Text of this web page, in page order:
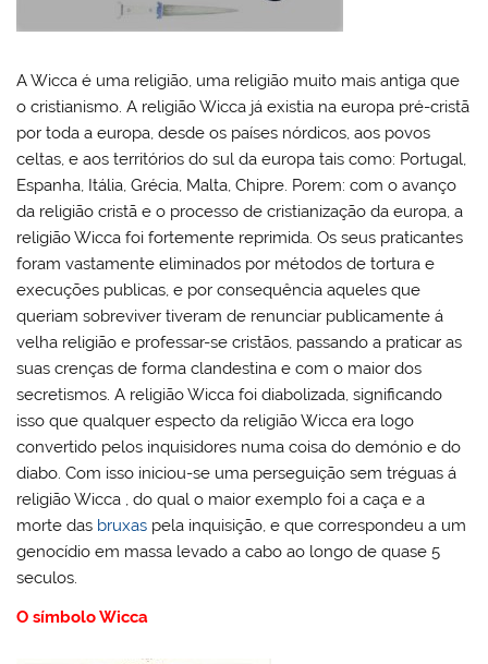
A Wicca é uma religião, uma religião muito mais antiga que
o cristianismo. A religião Wicca já existia na europa pré-cristã
por toda a europa, desde os países nórdicos, aos povos
celtas, e aos territórios do sul da europa tais como: Portugal,
Espanha, Itália, Grécia, Malta, Chipre. Porem: com o avanço
da religião cristã e o processo de cristianização da europa, a
religião Wicca foi fortemente reprimida. Os seus praticantes
foram vastamente eliminados por métodos de tortura e
execuções publicas, e por consequência aqueles que
queriam sobreviver tiveram de renunciar publicamente á
velha religião e professar-se cristãos, passando a praticar as
suas crenças de forma clandestina e com o maior dos
secretismos. A religião Wicca foi diabolizada, significando
isso que qualquer especto da religião Wicca era logo
convertido pelos inquisidores numa coisa do demónio e do
diabo. Com isso iniciou-se uma perseguição sem tréguas á
religião Wicca , do qual o maior exemplo foi a caça e a
morte das bruxas pela inquisição, e que correspondeu a um
genocídio em massa levado a cabo ao longo de quase 5
seculos.
O símbolo Wicca